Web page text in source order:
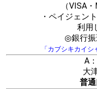
（VISA
・ペイジェン
利用
◎銀行振
「カブシキカイシ
A
大津
普